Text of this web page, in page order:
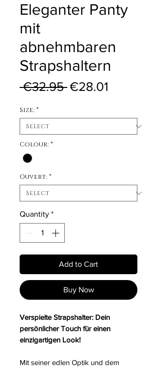
Eleganter Panty
mit
abnehmbaren
Strapshaltern
€32.95 Regular Price
€28.01
Size: *
Colour: *
Ouvert: *
Quantity *
Add to Cart
Buy Now
Verspielte Strapshalter: Dein
persönlicher Touch für einen
einzigartigen Look!
Mit seiner edlen Optik und dem